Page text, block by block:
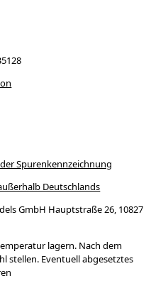
Spurenkennzeichnung
Deutschlands
GmbH Hauptstraße 26, 10827
lagern. Nach dem
stellen. Eventuell abgesetztes